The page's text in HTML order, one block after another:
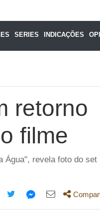
SERIES INDICAÇÕES
retorno
filme
Água", revela foto do set
Compartilhe
Compartilhe
Compartilhe